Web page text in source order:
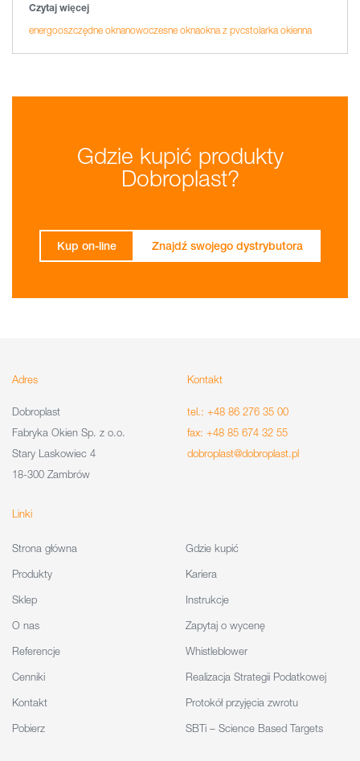
Czytaj więcej
energooszczędne oknanowoczesne oknaokna z pvcstolarka okienna
Gdzie kupić produkty
Dobroplast?
Kup on-line Znajdź swojego dystrybutora
Adres
Dobroplast
Fabryka Okien Sp. z o.o.
Stary Laskowiec 4
18-300 Zambrów
Kontakt
tel.: +48 86 276 35 00
fax: +48 85 674 32 55
dobroplast@dobroplast.pl
Linki
Strona główna
Produkty
Sklep
O nas
Referencje
Cenniki
Kontakt
Pobierz
Gdzie kupić
Kariera
Instrukcje
Zapytaj o wycenę
Whistleblower
Realizacja Strategii Podatkowej
Protokół przyjęcia zwrotu
SBTi – Science Based Targets